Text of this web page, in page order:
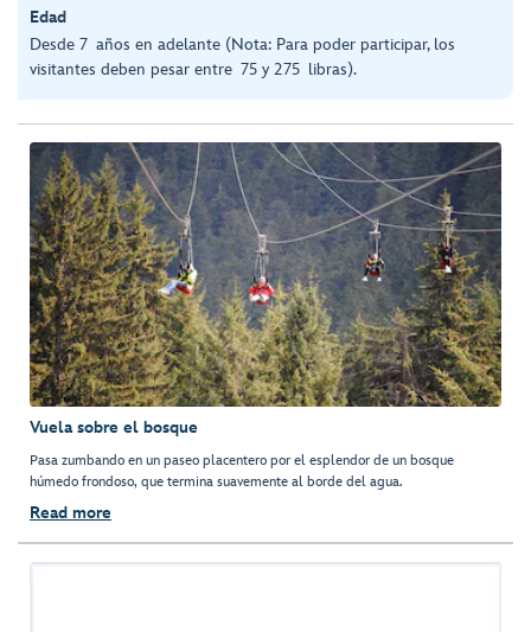
Edad
Desde 7 años en adelante (Nota: Para poder participar, los
visitantes deben pesar entre 75 y 275 libras).
Vuela sobre el bosque
Pasa zumbando en un paseo placentero por el esplendor de un bosque
húmedo frondoso, que termina suavemente al borde del agua.
Read more